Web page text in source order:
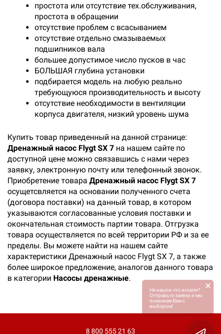
простота или отсутствие тех.обслуживания,
простота в обращении
отсутствие проблем с всасыванием
отсутствие отдельно смазываемых
подшипников вала
большее допустимое число пусков в час
БОЛЬШАЯ глубина установки
подбирается модель на любую реально
требующуюся производительность и высоту
отсутствие необходимости в вентиляции
корпуса двигателя, низкий уровень шума
Купить товар приведенный на данной странице:
Дренажный насос Flygt SX 7 на нашем сайте по
доступной цене можно связавшись с нами через
заявку, электронную почту или телефонный звонок.
Приобретение товара Дренажный насос Flygt SX 7
осущетсвляется на основании полученного счета
(договора поставки) на данный товар, в котором
указываются согласованные условия поставки и
окончательная стоимость партии товара. Отгрузка
товара осуществляется по всей территории РФ и за ее
пределы. Вы можете найти на нашем сайте
характеристики Дренажный насос Flygt SX 7, а также
более широкое предложение, аналогов данного товара
в категории Насосы дренажные.
8 800 555 21 63
Не нашли что искали?
Отправьте заявку и мы
поможем Вам с
выбором!
×